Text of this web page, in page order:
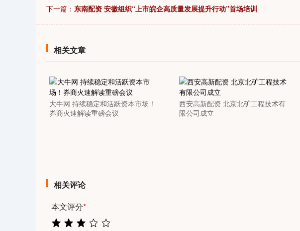
下一篇： 东南配资 安徽组织“上市皖企高质量发展提升行动”首场培训
相关文章
大牛网 持续稳定和活跃资本市场！
券商火速解读重磅会议
西安高新配资 北京北矿工程技术有
限公司成立
相关评论
本文评分*
1.02%